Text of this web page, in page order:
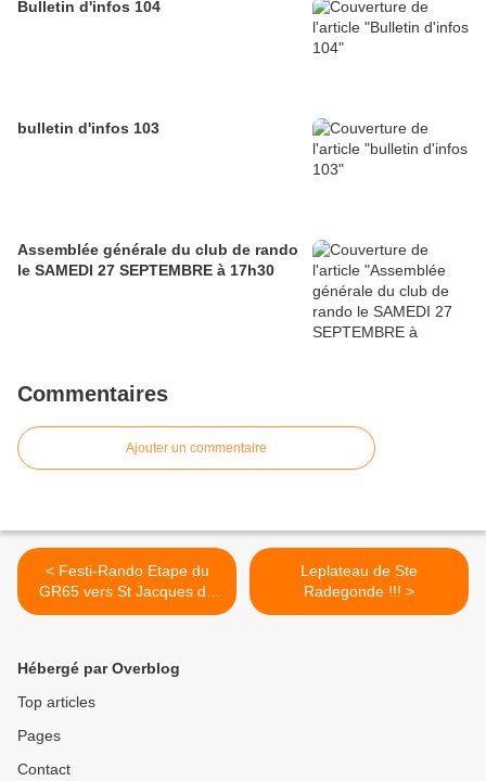
Bulletin d'infos 104
bulletin d'infos 103
Assemblée générale du club de rando
le SAMEDI 27 SEPTEMBRE à 17h30
Commentaires
Ajouter un commentaire
< Festi-Rando Etape du
GR65 vers St Jacques de
Compostelle, St Côme
Leplateau de Ste
Radegonde !!! >
Hébergé par Overblog
Top articles
Pages
Contact